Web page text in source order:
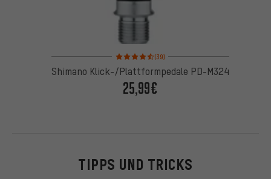
Bewertungen: 4,5 von 5 basierend auf 39
(39)
Shimano Klick-/Plattformpedale PD-M324
25,99€
TIPPS UND TRICKS